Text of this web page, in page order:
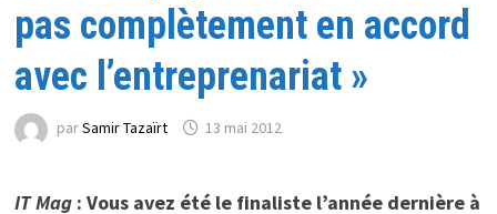
pas complètement en accord
avec l’entreprenariat »
parSamir Tazaïrt 13 mai 2012
IT Mag: Vous avez été le finaliste l’année dernière à